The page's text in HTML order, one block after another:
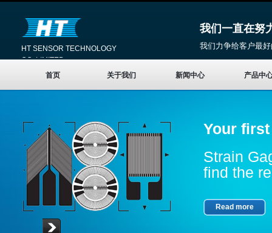
HT SENSOR TECHNOLOGY
CO.,LIMITED
我们一直在努
我们力争给客户最
首页 关于我们 新闻中心 产品中
Your
Strain
find the
Read more